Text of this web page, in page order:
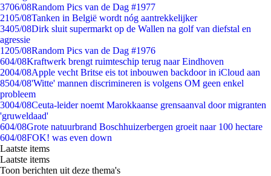
3706/08Random Pics van de Dag #1977
2105/08Tanken in België wordt nóg aantrekkelijker
3405/08Dirk sluit supermarkt op de Wallen na golf van diefstal en
agressie
1205/08Random Pics van de Dag #1976
604/08Kraftwerk brengt ruimteschip terug naar Eindhoven
2004/08Apple vecht Britse eis tot inbouwen backdoor in iCloud aan
8504/08'Witte' mannen discrimineren is volgens OM geen enkel
probleem
3004/08Ceuta-leider noemt Marokkaanse grensaanval door migranten
'gruweldaad'
604/08Grote natuurbrand Boschhuizerbergen groeit naar 100 hectare
604/08FOK! was even down
Laatste items
Laatste items
Toon berichten uit deze thema's